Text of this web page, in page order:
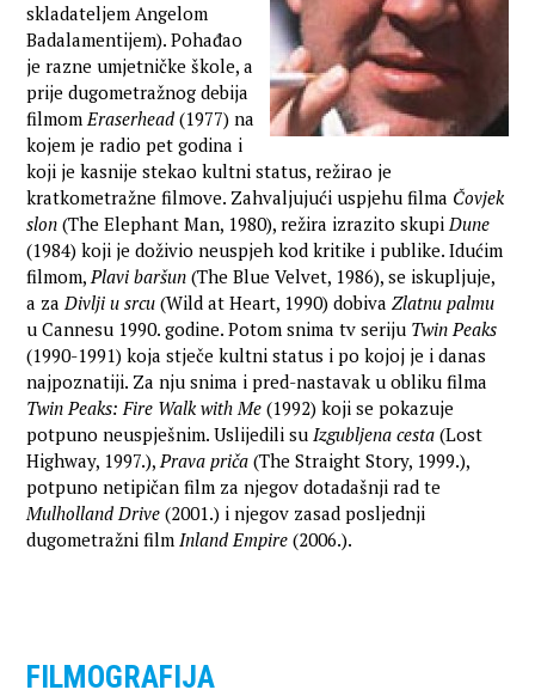
skladateljem Angelom
Badalamentijem). Pohađao
je razne umjetničke škole, a
prije dugometražnog debija
filmomEraserhead (1977) na
kojem je radio pet godina i
koji je kasnije stekao kultni status, režirao je
kratkometražne filmove. Zahvaljujući uspjehu filma Čovjek
slon (The Elephant Man, 1980), režira izrazito skupiDune
(1984) koji je doživio neuspjeh kod kritike i publike. Idućim
filmom,Plavi baršun (The Blue Velvet, 1986), se iskupljuje,
a zaDivlji u srcu (Wild at Heart, 1990) dobivaZlatnu palmu
u Cannesu 1990. godine. Potom snima tv seriju Twin Peaks
(1990-1991) koja stječe kultni status i po kojoj je i danas
najpoznatiji. Za nju snima i pred-nastavak u obliku filma
Twin Peaks: Fire Walk with Me (1992) koji se pokazuje
potpuno neuspješnim. Uslijedili suIzgubljena cesta (Lost
Highway, 1997.),Prava priča (The Straight Story, 1999.),
potpuno netipičan film za njegov dotadašnji rad te
Mulholland Drive (2001.) i njegov zasad posljednji
dugometražni filmInland Empire (2006.).
FILMOGRAFIJA